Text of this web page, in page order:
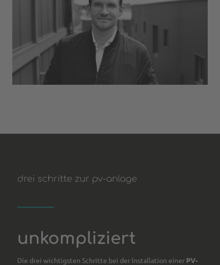
drei schritte zur pv-anlage
unkompliziert
Die drei wichtigsten Schritte bei der Installation einer PV-